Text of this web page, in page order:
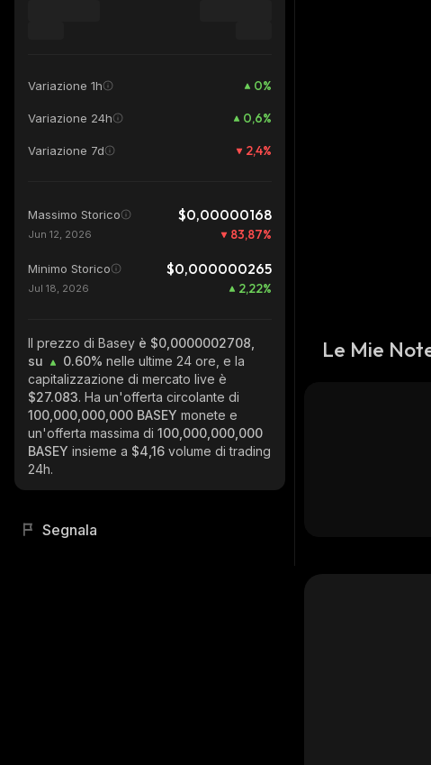
Variazione 1h 0%
Variazione 24h 0,6%
Variazione 7d 2,4%
Massimo Storico $0,00000168
Jun 12, 2026 83,87%
Minimo Storico $0,000000265
Jul 18, 2026 2,22%
Il prezzo di Basey è $0,0000002708,
su
0.60% nelle ultime 24 ore, e la
capitalizzazione di mercato live è
$27.083. Ha un'offerta circolante di
100,000,000,000 BASEY monete e
un'offerta massima di 100,000,000,000
BASEY insieme a $4,16 volume di trading
24h.
Segnala
Le Mie